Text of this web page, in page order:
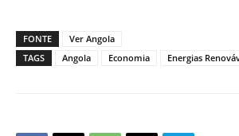
FONTE
Ver Angola
TAGS
Angola Economia Energias